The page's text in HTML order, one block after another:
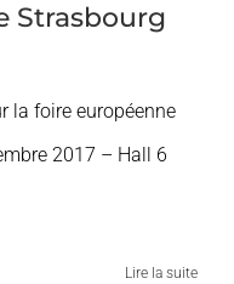
Strasbourg
la foire européenne
2017 – Hall 6
Lire la suite